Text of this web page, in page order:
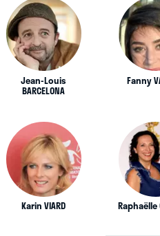
Jean-Louis
BARCELONA
Fanny
Karin VIARD Raphaëlle